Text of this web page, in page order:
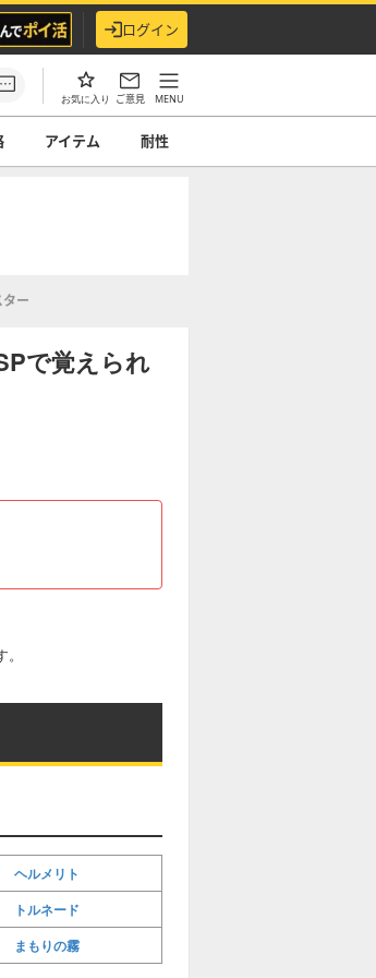
ログイン
お気に入り ご意見 MENU
アイテム 耐性
ー
で覚えられ
ヘルメリト
トルネード
まもりの霧